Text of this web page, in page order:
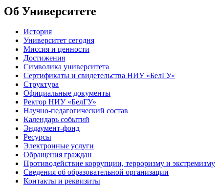
Об Университете
История
Университет сегодня
Миссия и ценности
Достижения
Символика университета
Сертификаты и свидетельства НИУ «БелГУ»
Структура
Официальные документы
Ректор НИУ «БелГУ»
Научно-педагогический состав
Календарь событий
Эндаумент-фонд
Ресурсы
Электронные услуги
Обращения граждан
Противодействие коррупции, терроризму и экстремизму
Сведения об образовательной организации
Контакты и реквизиты